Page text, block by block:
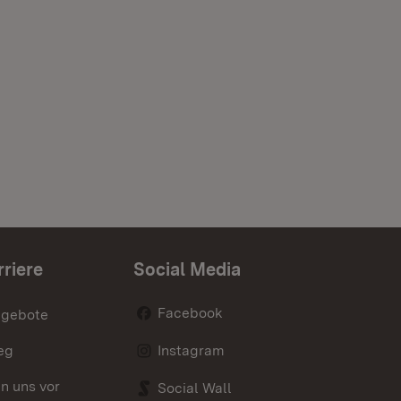
uns vor
Social Media
Facebook
Instagram
Social Wall